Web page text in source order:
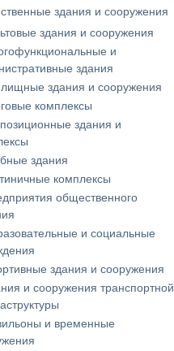
здания и сооружения
здания и сооружения
и
здания
здания и сооружения
комплексы
здания и
здания
комплексы
общественного
и социальные
здания и сооружения
и сооружения транспортной
и временные